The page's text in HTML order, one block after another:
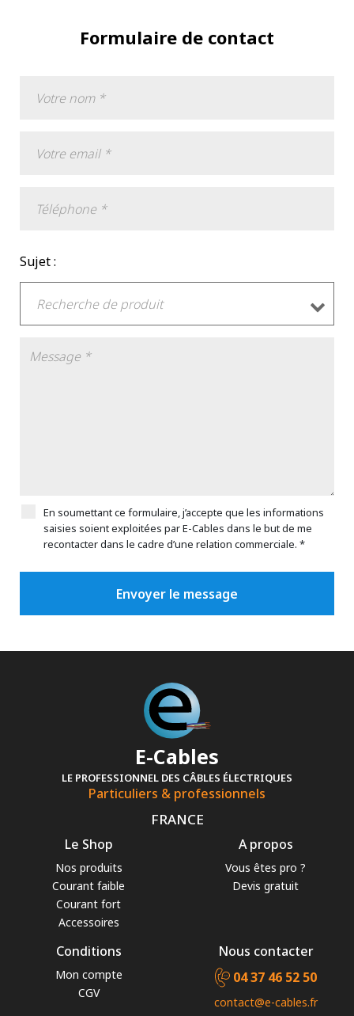
Formulaire de contact
Sujet :
En soumettant ce formulaire, j’accepte que les informations
saisies soient exploitées par E-Cables dans le but de me
recontacter dans le cadre d’une relation commerciale. *
E-Cables
LE PROFESSIONNEL DES CÂBLES ÉLECTRIQUES
Particuliers & professionnels
FRANCE
Le Shop
Nos produits
Courant faible
Courant fort
Accessoires
A propos
Vous êtes pro ?
Devis gratuit
Conditions
Mon compte
CGV
Nous contacter
04 37 46 52 50
contact@e-cables.fr